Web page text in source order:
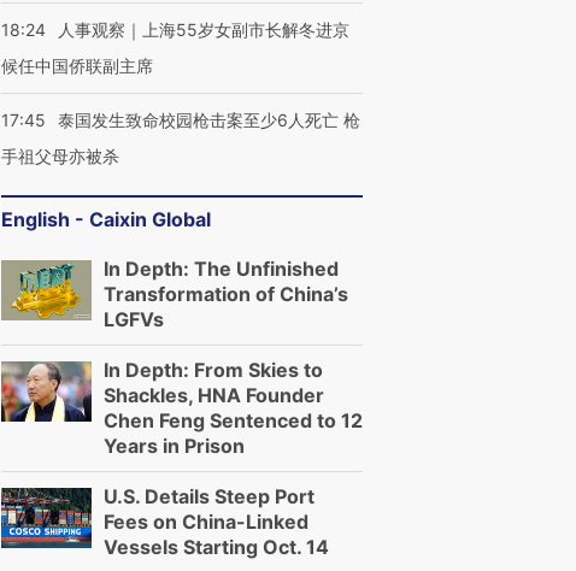
18:24
人事观察｜上海55岁女副市长解冬进京
候任中国侨联副主席
17:45
泰国发生致命校园枪击案至少6人死亡 枪
手祖父母亦被杀
English - Caixin Global
In Depth: The Unfinished
Transformation of China’s
LGFVs
In Depth: From Skies to
Shackles, HNA Founder
Chen Feng Sentenced to 12
Years in Prison
U.S. Details Steep Port
Fees on China-Linked
Vessels Starting Oct. 14